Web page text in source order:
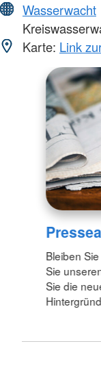
Wasserwacht
Karte: Link
Bleiben
Sie
Sie die